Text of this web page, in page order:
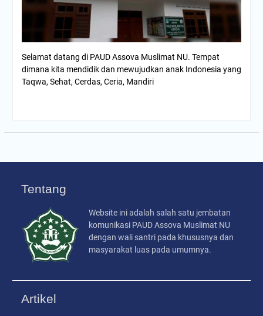
Selamat datang di PAUD Assova Muslimat NU. Tempat
dimana kita mendidik dan mewujudkan anak Indonesia yang
Taqwa, Sehat, Cerdas, Ceria, Mandiri
Tentang
Website ini adalah salah satu jembatan
komunikasi PAUD Assova Muslimat NU
dengan wali santri pada khususnya dan
masyarakat luas pada umumnya.
Artikel